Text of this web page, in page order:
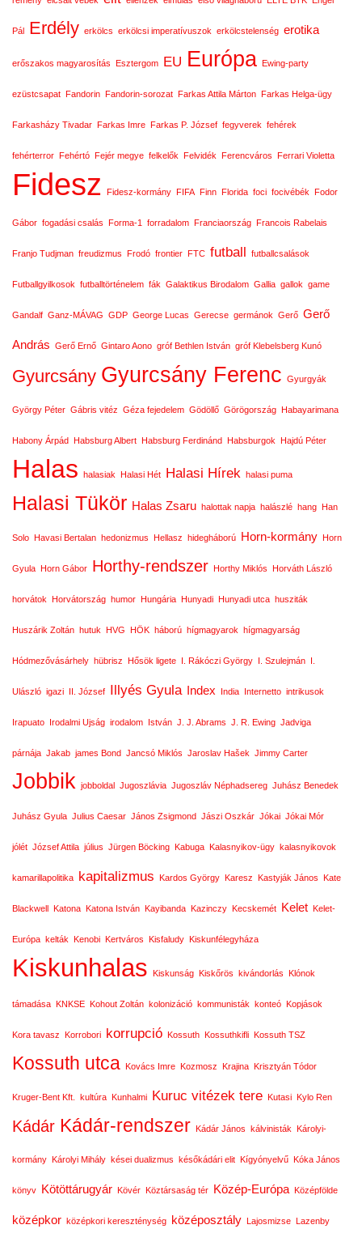
Pál Erdély erkölcs erkölcsi imperatívuszok erkölcstelenség erotika
erőszakos magyarosítás Esztergom EU Európa Ewing-party
ezüstcsapat Fandorin Fandorin-sorozat Farkas Attila Márton Farkas Helga-ügy
Farkasházy Tivadar Farkas Imre Farkas P. József fegyverek fehérek
fehérterror Fehértó Fejér megye felkelők Felvidék Ferencváros Ferrari Violetta
Fidesz Fidesz-kormány FIFA Finn Florida foci focivébék Fodor
Gábor fogadási csalás Forma-1 forradalom Franciaország Francois Rabelais
Franjo Tudjman freudizmus Frodó frontier FTC futball futballcsalások
Futballgyilkosok futballtörténelem fák Galaktikus Birodalom Gallia gallok game
Gandalf Ganz-MÁVAG GDP George Lucas Gerecse germánok Gerő Gerő
András Gerő Ernő Gintaro Aono gróf Bethlen István gróf Klebelsberg Kunó
Gyurcsány Gyurcsány Ferenc Gyurgyák
György Péter Gábris vitéz Géza fejedelem Gödöllő Görögország Habayarimana
Habony Árpád Habsburg Albert Habsburg Ferdinánd Habsburgok Hajdú Péter
Halas halasiak Halasi Hét Halasi Hírek halasi puma
Halasi Tükör Halas Zsaru halottak napja halászlé hang Han
Solo Havasi Bertalan hedonizmus Hellasz hidegháború Horn-kormány Horn
Gyula Horn Gábor Horthy-rendszer Horthy Miklós Horváth László
horvátok Horvátország humor Hungária Hunyadi Hunyadi utca husziták
Huszárik Zoltán hutuk HVG HÖK háború hígmagyarok hígmagyarság
Hódmezővásárhely hübrisz Hősök ligete I. Rákóczi György I. Szulejmán I.
Ulászló igazi II. József Illyés Gyula Index India Internetto intrikusok
Irapuato Irodalmi Ujság irodalom István J. J. Abrams J. R. Ewing Jadviga
párnája Jakab james Bond Jancsó Miklós Jaroslav Hašek Jimmy Carter
Jobbik jobboldal Jugoszlávia Jugoszláv Néphadsereg Juhász Benedek
Juhász Gyula Julius Caesar János Zsigmond Jászi Oszkár Jókai Jókai Mór
jólét József Attila július Jürgen Böcking Kabuga Kalasnyikov-ügy kalasnyikovok
kamarillapolitika kapitalizmus Kardos György Karesz Kastyják János Kate
Blackwell Katona Katona István Kayibanda Kazinczy Kecskemét Kelet Kelet-
Európa kelták Kenobi Kertváros Kisfaludy Kiskunfélegyháza
Kiskunhalas Kiskunság Kiskőrös kivándorlás Klónok
támadása KNKSE Kohout Zoltán kolonizáció kommunisták konteó Kopjások
Kora tavasz Korrobori korrupció Kossuth Kossuthkifli Kossuth TSZ
Kossuth utca Kovács Imre Kozmosz Krajina Krisztyán Tódor
Kruger-Bent Kft. kultúra Kunhalmi Kuruc vitézek tere Kutasi Kylo Ren
Kádár Kádár-rendszer Kádár János kálvinisták Károlyi-
kormány Károlyi Mihály kései dualizmus későkádári elit Kígyónyelvű Kóka János
könyv Kötöttárugyár Kövér Köztársaság tér Közép-Európa Középfölde
középkor középkori kereszténység középosztály Lajosmizse Lazenby